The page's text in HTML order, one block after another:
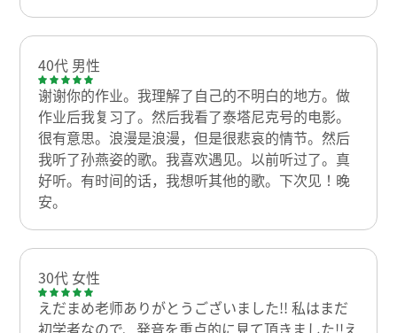
40代 男性
谢谢你的作业。我理解了自己的不明白的地方。做
作业后我复习了。然后我看了泰塔尼克号的电影。
很有意思。浪漫是浪漫，但是很悲哀的情节。然后
我听了孙燕姿的歌。我喜欢遇见。以前听过了。真
好听。有时间的话，我想听其他的歌。下次见！晚
安。
30代 女性
えだまめ老师ありがとうございました!! 私はまだ
初学者なので、発音を重点的に見て頂きました!!え